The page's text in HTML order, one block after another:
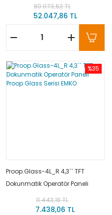
80.073,62 TL
52.047,86 TL
%35
Proop.Glass-4L_R 4,3`` TFT
Dokunmatik Operatör Paneli
Proop Glass Serisi EMKO
11.443,18 TL
7.438,06 TL